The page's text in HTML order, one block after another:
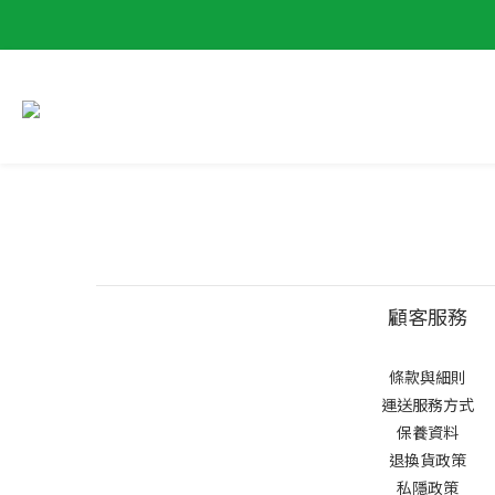
顧客服務
條款與細則
運送服務方式
保養資料
退換貨政策
私隱政策